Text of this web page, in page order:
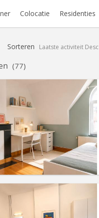
Colocatie Residenties
Sorteren Laatste activiteit Desc
(77)
125 €
maanden
Nee